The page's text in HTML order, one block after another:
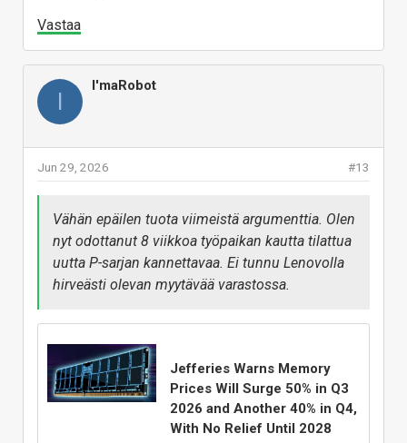
suoraan tai epäsuorasti jo nyt sidos nykyisiin
toimittajiin jolloin käytännössä he kusisivat
omiin muroihin. Ain't gonna happen. Vaikea
kuvitella että jokin hedgefund heittäisi kolikkoa
muutamalla kymmenellä miljardilla ja lähtisi
kokonaan uudelle markkinalle jonka tuoton on
kuitenkin kysymysmerkki sitten kun
tuotannontekijät on kasassa ja tuotteita oikeasti
Eli, olen samaa mieltä että tämä on uusi
normaali. Valitettavasti. Ainoa toivo on musta
joutsen. Itse lasken toivoni sen varaan.
Vastaa
I'maRobot
#13
Jun 29, 2026
Vähän epäilen tuota viimeistä argumenttia. Olen
nyt odottanut 8 viikkoa työpaikan kautta tilattua
uutta P-sarjan kannettavaa. Ei tunnu Lenovolla
hirveästi olevan myytävää varastossa.
Jefferies Warns Memory
Prices Will Surge 50% in Q3
2026 and Another 40% in Q4,
With No Relief Until 2028